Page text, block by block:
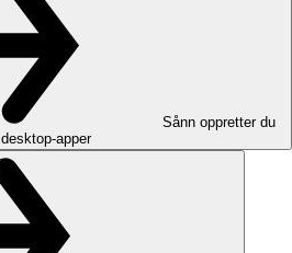
Sånn oppretter du
desktop-apper